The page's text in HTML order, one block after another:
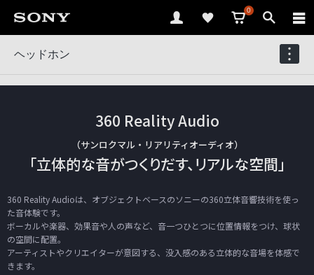
0
ヘッドホン
360 Reality Audio
（サンロクマル・リアリティオーディオ）
「立体的な音がつくりだす、リアルな空間」
360 Reality Audioは、オブジェクトベースのソニーの360立体音響技術を使っ
た音体験です。
ボーカルや楽器、効果音や人の声など、音一つひとつに位置情報をつけ、球状
の空間に配置。
アーティストやクリエイターが意図する、没入感のある立体的な音場を体感で
きます。